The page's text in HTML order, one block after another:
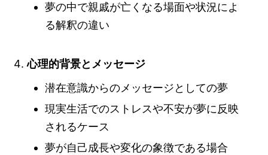
夢の中で親戚が亡くなる場面や状況によ
る解釈の違い
心理的背景とメッセージ
潜在意識からのメッセージとしての夢
現実生活でのストレスや不安が夢に反映
されるケース
夢が自己成長や変化の象徴である場合